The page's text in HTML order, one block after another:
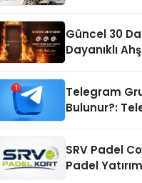
Güncel 30
Dayanıklı
Telegram
Bulunur?:
SRV Padel
Padel